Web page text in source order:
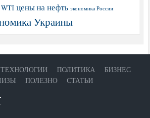
WTI цены на нефть экономика России
Украины
ТЕХНОЛОГИИ ПОЛИТИКА
БИЗНЕС
ПОЛЕЗНО СТАТЬИ